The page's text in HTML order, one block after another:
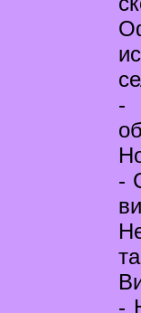
-
-
-